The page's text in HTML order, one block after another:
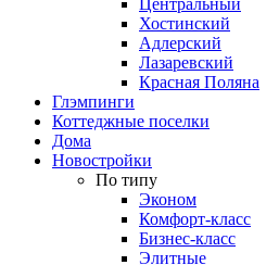
Центральный
Хостинский
Адлерский
Лазаревский
Красная Поляна
Глэмпинги
Коттеджные поселки
Дома
Новостройки
По типу
Эконом
Комфорт-класс
Бизнес-класс
Элитные